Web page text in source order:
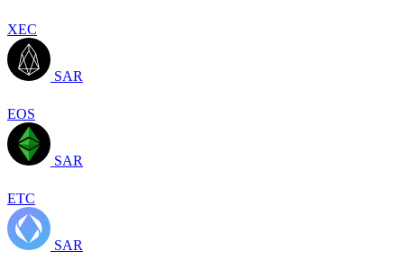
XEC
SAR
EOS
SAR
ETC
SAR